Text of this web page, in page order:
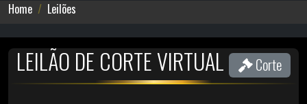
Home Leilões
LEILÃO DE CORTE VIRTUAL Corte